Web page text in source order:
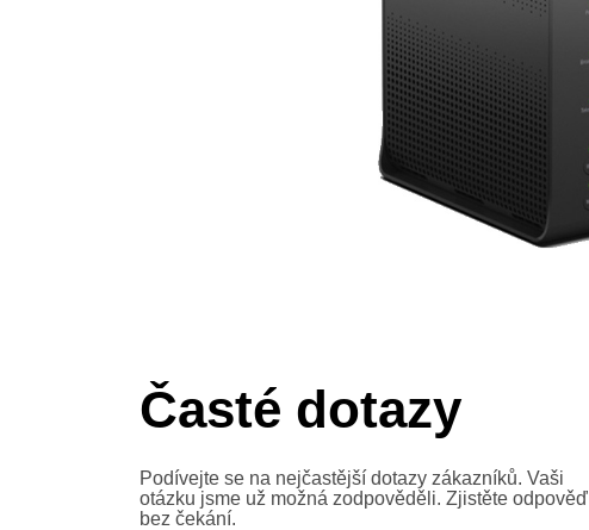
Časté dotazy
Podívejte se na nejčastější dotazy zákazníků. Vaši
otázku jsme už možná zodpověděli. Zjistěte odpověď
bez čekání.